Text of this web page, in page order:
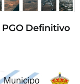
PGO Definitivo